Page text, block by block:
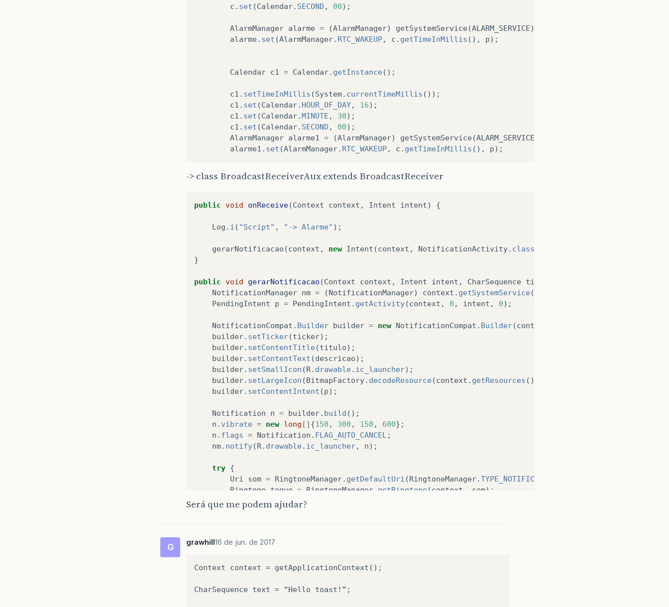
c . set (Calendar. SECOND , 00);
AlarmManager alarme = (AlarmManager) getSystemService(ALARM_SERVICE);
alarme. set (AlarmManager. RTC_WAKEUP, c . getTimeInMillis (), p);
Calendar c1 = Calendar. getInstance();
c1 . setTimeInMillis (System. currentTimeMillis ());
c1 . set (Calendar. HOUR_OF_DAY, 16);
c1 . set (Calendar.MINUTE , 30);
c1 . set (Calendar. SECOND , 00);
AlarmManager alarme1 = (AlarmManager) getSystemService(ALARM_SERVICE
alarme1 . set (AlarmManager. RTC_WAKEUP, c . getTimeInMillis (), p);
-> class BroadcastReceiverAux extends BroadcastReceiver
public void onReceive(Context context , Intent intent) {
Log . i ( "Script" , "-> Alarme" );
gerarNotificacao (context , new Intent (context , NotificationActivity. class
}
public void gerarNotificacao (Context context , Intent intent , CharSequence ticker
NotificationManager nm = (NotificationManager) context . getSystemService(
PendingIntent
p = PendingIntent . getActivity(context , 0 , intent , 0);
NotificationCompat . Builder builder = new NotificationCompat . Builder(context
builder. setTicker(ticker);
builder. setContentTitle(titulo);
builder. setContentText (descricao);
builder. setSmallIcon (R. drawable. ic_launcher);
builder. setLargeIcon (BitmapFactory. decodeResource(context . getResources (),
builder. setContentIntent (p);
Notification n = builder. build ();
n . vibrate = new long [] {150 , 300 , 150 , 600};
n . flags = Notification . FLAG_AUTO_CANCEL ;
nm. notify(R. drawable. ic_launcher, n);
try {
Uri
som = RingtoneManager. getDefaultUri (RingtoneManager.TYPE_NOTIFICATION
Ringtone
toque = RingtoneManager getRingtone (context som);
.play
();
}
catch Exception
Será que me podem ajudar?
G grawhill16 de jun. de 2017
Context context = getApplicationContext();
CharSequence text = “Hello toast!”;